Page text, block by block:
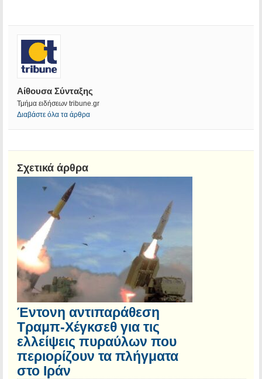
Αίθουσα Σύνταξης
Τμήμα ειδήσεων tribune.gr
Διαβάστε όλα τα άρθρα
Σχετικά άρθρα
Έντονη αντιπαράθεση
Τραμπ-Χέγκσεθ για τις
ελλείψεις πυραύλων που
περιορίζουν τα πλήγματα
στο Ιράν